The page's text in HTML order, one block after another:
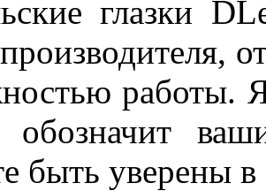
глазки
работы.
обозначит
быть уверены